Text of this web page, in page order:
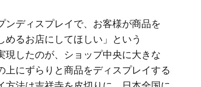
ンディスプレイで、​お客様が​商品を​
る​お店に​して​ほしい」と​いう​
現したのが、​ショップ中央に​大きな​
上に​ずらりと​商品を​ディスプレイする​